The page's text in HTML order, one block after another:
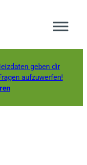
geben dir
aufzuwerfen!